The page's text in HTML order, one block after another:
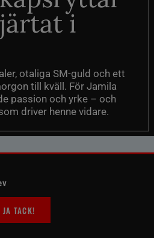
i
otaliga SM-guld och ett
till kväll. För Jamila
passion och yrke – och
driver henne vidare.
JA TACK!